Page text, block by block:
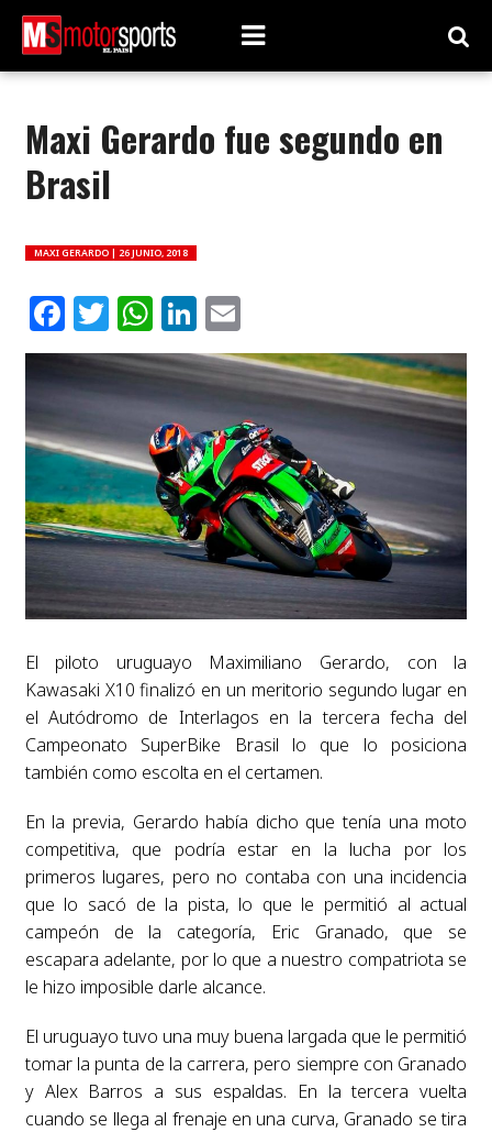
Maxi Gerardo fue segundo en
Brasil
MAXI GERARDO | 26 JUNIO, 2018
Facebook
Twitter
WhatsApp
LinkedIn
Email
El piloto uruguayo Maximiliano Gerardo, con la
Kawasaki X10 finalizó en un meritorio segundo lugar en
el Autódromo de Interlagos en la tercera fecha del
Campeonato SuperBike Brasil lo que lo posiciona
también como escolta en el certamen.
En la previa, Gerardo había dicho que tenía una moto
competitiva, que podría estar en la lucha por los
primeros lugares, pero no contaba con una incidencia
que lo sacó de la pista, lo que le permitió al actual
campeón de la categoría, Eric Granado, que se
escapara adelante, por lo que a nuestro compatriota se
le hizo imposible darle alcance.
El uruguayo tuvo una muy buena largada que le permitió
tomar la punta de la carrera, pero siempre con Granado
y Alex Barros a sus espaldas. En la tercera vuelta
cuando se llega al frenaje en una curva, Granado se tira